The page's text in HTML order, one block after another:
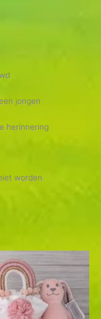
jongen
herinnering
worden